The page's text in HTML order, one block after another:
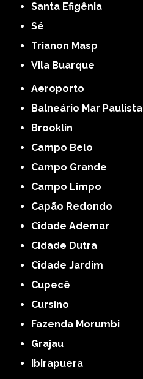
Santa Efigênia
Sé
Trianon Masp
Vila Buarque
Aeroporto
Balneário Mar Paulista
Brooklin
Campo Belo
Campo Grande
Campo Limpo
Capão Redondo
Cidade Ademar
Cidade Dutra
Cidade Jardim
Cupecê
Cursino
Fazenda Morumbi
Grajau
Ibirapuera